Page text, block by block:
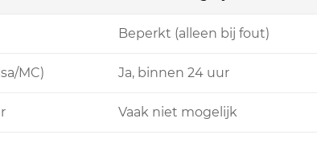
Beperkt (alleen bij fout)
MC) Ja, binnen 24 uur
Vaak niet mogelijk